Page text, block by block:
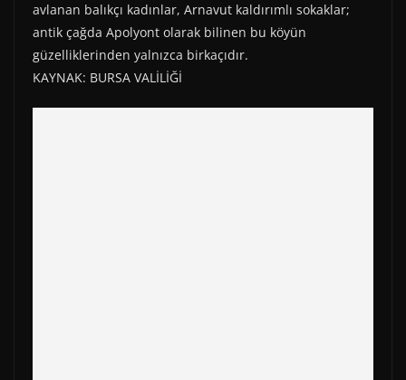
avlanan balıkçı kadınlar, Arnavut kaldırımlı sokaklar;
antik çağda Apolyont olarak bilinen bu köyün
güzelliklerinden yalnızca birkaçıdır.
KAYNAK: BURSA VALİLİĞİ